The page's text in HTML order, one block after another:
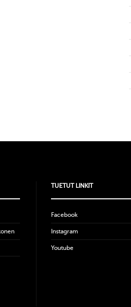
TUETUT LINKIT
Facebook
Instagram
Youtube